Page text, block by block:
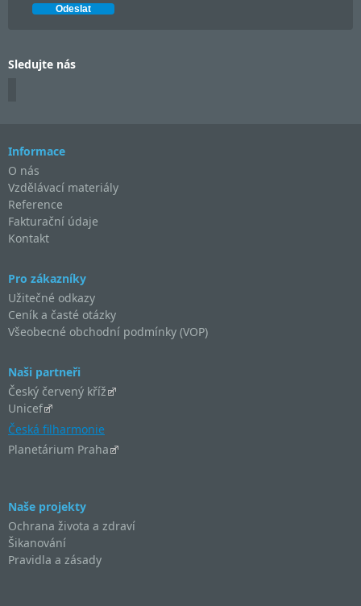
Sledujte nás
Informace
O nás
Vzdělávací materiály
Reference
Fakturační údaje
Kontakt
Pro zákazníky
Užitečné odkazy
Ceník a časté otázky
Všeobecné obchodní podmínky (VOP)
Naši partneři
Český červený kříž
Unicef
Česká filharmonie
Planetárium Praha
Naše projekty
Ochrana života a zdraví
Šikanování
Pravidla a zásady